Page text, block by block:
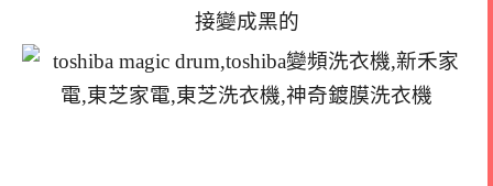
接變成黑的